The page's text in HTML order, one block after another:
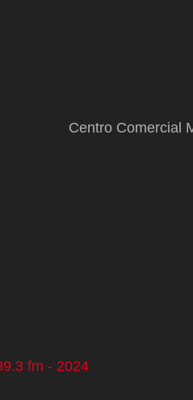
Centro Comercial
fm - 2024